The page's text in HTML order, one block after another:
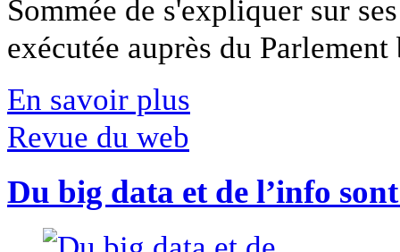
Sommée de s'expliquer sur
exécutée auprès du
En savoir plus
Revue du web
Du big data et de l’info